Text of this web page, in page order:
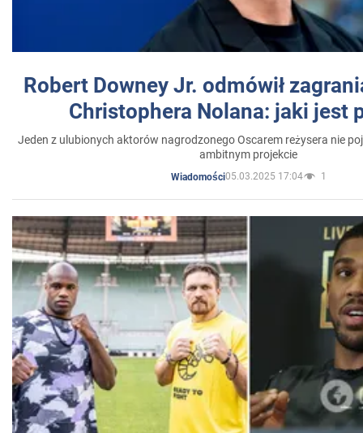
Robert Downey Jr. odmówił
Christophera Nolana: jaki jest
Jeden z ulubionych aktorów nagrodzonego Oscarem reżysera nie
ambitnym projekcie
Wiadomości05.03.2025 17:04 1